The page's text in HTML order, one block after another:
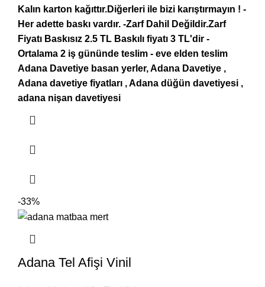
Kalın karton kağıttır.Diğerleri ile bizi karıştırmayın ! -
Her adette baskı vardır. -Zarf Dahil Değildir.Zarf
Fiyatı Baskısız 2.5 TL Baskılı fiyatı 3 TL'dir -
Ortalama 2 iş gününde teslim - eve elden teslim
Adana Davetiye basan yerler, Adana Davetiye ,
Adana davetiye fiyatları , Adana düğün davetiyesi ,
adana nişan davetiyesi
-33%
Adana Tel Afişi Vinil